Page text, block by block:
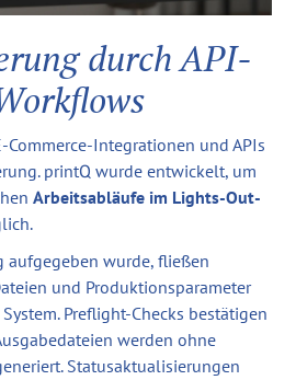
durch API-
Commerce-Integrationen und APIs
printQ wurde entwickelt, um
Arbeitsabläufe im Lights-Out-
aufgegeben wurde, fließen
und Produktionsparameter
Preflight-Checks bestätigen
werden ohne
Statusaktualisierungen